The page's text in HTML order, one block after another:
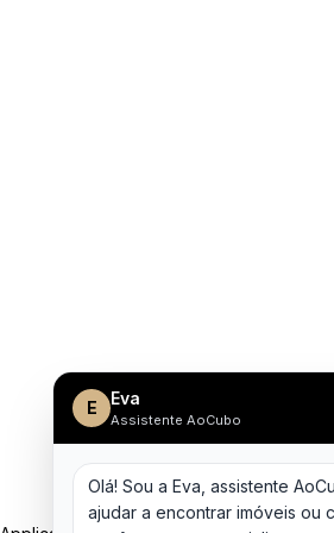
E Eva
Assistente AoCubo
Olá! Sou a Eva, assistente
ajudar a encontrar imóveis ou